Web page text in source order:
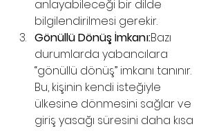
anlayabileceği bir dilde
bilgilendirilmesi gerekir.
Gönüllü Dönüş İmkanı:Bazı
durumlarda yabancılara
“gönüllü dönüş” imkanı tanınır.
Bu, kişinin kendi isteğiyle
ülkesine dönmesini sağlar ve
giriş yasağı süresini daha kısa